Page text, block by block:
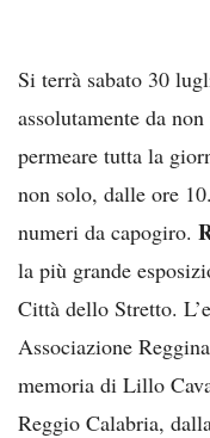
Si terrà sabato 30
assolutamente da
permeare tutta la
non solo, dalle ore
numeri da capogiro.
la più grande
Città dello Stretto.
Associazione
memoria di Lillo
Reggio Calabria,